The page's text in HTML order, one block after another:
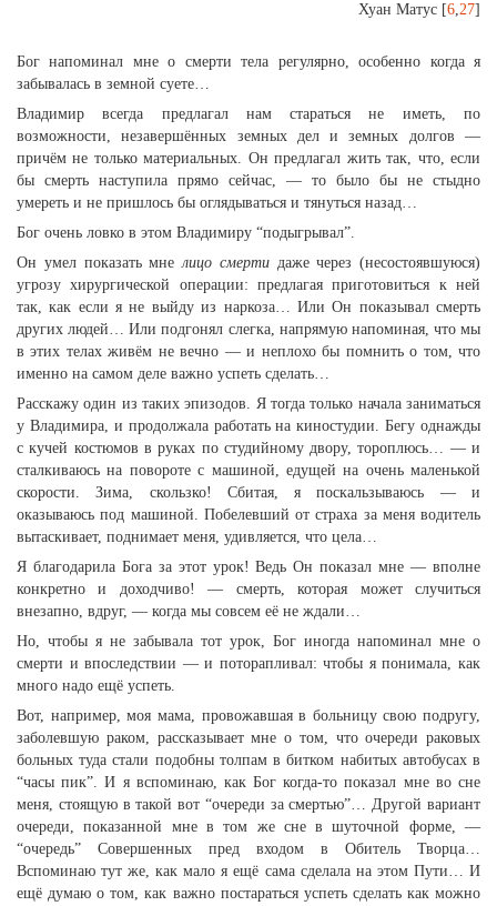
Хуан Матус [6,27]
Бог напоминал мне о смерти тела регулярно, особенно когда я
забывалась в земной суете…
Владимир всегда предлагал нам стараться не иметь, по
возможности, незавершённых земных дел и земных долгов —
причём не только материальных. Он предлагал жить так, что, если
бы смерть наступила прямо сейчас, — то было бы не стыдно
умереть и не пришлось бы оглядываться и тянуться назад…
Бог очень ловко в этом Владимиру “подыгрывал”.
Oн умел показать мнелицо смертидаже через (несостоявшуюся)
угрозу хирургической операции: предлагая приготовиться к ней
так, как если я не выйду из наркоза… Или Он показывал смерть
других людей… Или подгонял слегка, напрямую напоминая, что мы
в этих телах живём не вечно — и неплохо бы помнить о том, что
именно на самом деле важно успеть сделать…
Расскажу один из таких эпизодов. Я тогда только начала заниматься
у Владимира, и продолжала работать на киностудии. Бегу однажды
с кучей костюмов в руках по студийному двору, тороплюсь… — и
сталкиваюсь на повороте с машиной, едущей на очень маленькой
скорости. Зима, скользко! Сбитая, я поскальзываюсь — и
оказываюсь под машиной. Побелевший от страха за меня водитель
вытаскивает, поднимает меня, удивляется, что цела…
Я благодарила Бога за этот урок! Ведь Он показал мне — вполне
конкретно и доходчиво! — смерть, которая может случиться
внезапно, вдруг, — когда мы совсем её не ждали…
Но, чтобы я не забывала тот урок, Бог иногда напоминал мне о
смерти и впоследствии — и поторапливал: чтобы я понимала, как
много надо ещё успеть.
Вот, например, моя мама, провожавшая в больницу свою подругу,
заболевшую раком, рассказывает мне о том, что очереди раковых
больных туда стали подобны толпам в битком набитых автобусах в
“часы пик”. И я вспоминаю, как Бог когда-то показал мне во сне
меня, стоящую в такой вот “очереди за смертью”… Другой вариант
очереди, показанной мне в том же сне в шуточной форме, —
“очередь” Совершенных пред входом в Обитель Творца…
Вспоминаю тут же, как мало я ещё сама сделала на этом Пути… И
ещё думаю о том, как важно постараться успеть сделать как можно